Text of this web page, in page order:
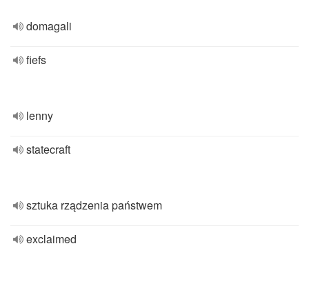
domagali
fiefs
lenny
statecraft
sztuka rządzenia państwem
exclaimed